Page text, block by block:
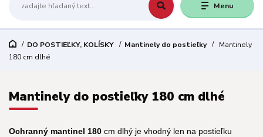
Menu
DO POSTIEĽKY, KOLÍSKY Mantinely do postieľky
Mantinely
180 cm dlhé
Mantinely do postieľky 180 cm dlhé
Ochranný mantinel 180 cm dlhý je vhodný len na postieľku